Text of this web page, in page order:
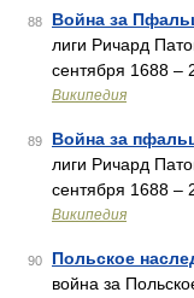
88 Война за
лиги Ричард
сентября 1688 –
Википедия
89 Война за
лиги Ричард
сентября 1688 –
Википедия
90 Польское
война за